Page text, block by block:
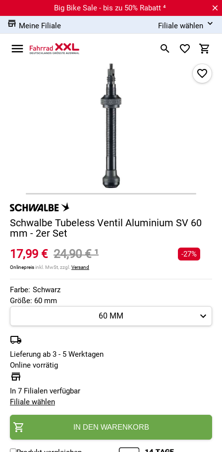
Big Bike Sale - bis zu 50% Rabatt ⁴
Meine Filiale
Filiale wählen
Schwalbe Tubeless Ventil Aluminium SV 60
mm - 2er Set
17,99 € 24,90 €¹
Onlinepreisinkl. MwSt, zzgl. Versand
-27%
Farbe: Schwarz
Größe: 60 mm
Lieferung ab 3 - 5 Werktagen
Online vorrätig
In 7 Filialen verfügbar
Filiale wählen
IN DEN WARENKORB